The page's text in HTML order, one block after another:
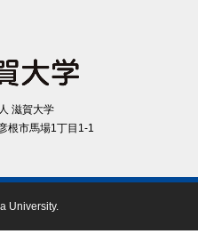
滋賀⼤学
根市⾺場1丁⽬1-1
University.